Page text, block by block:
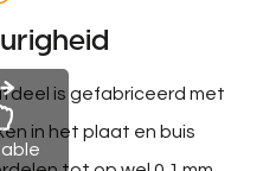
is gefabriceerd met
in het plaat en buis